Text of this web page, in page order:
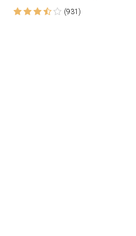
(931)